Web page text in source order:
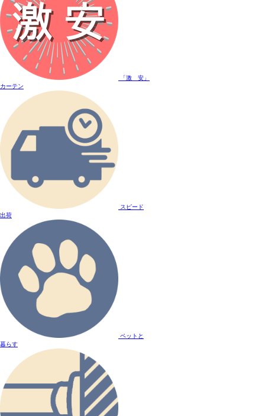
「激 安」
カーテン
スピード
出荷
ペットと
暮らす